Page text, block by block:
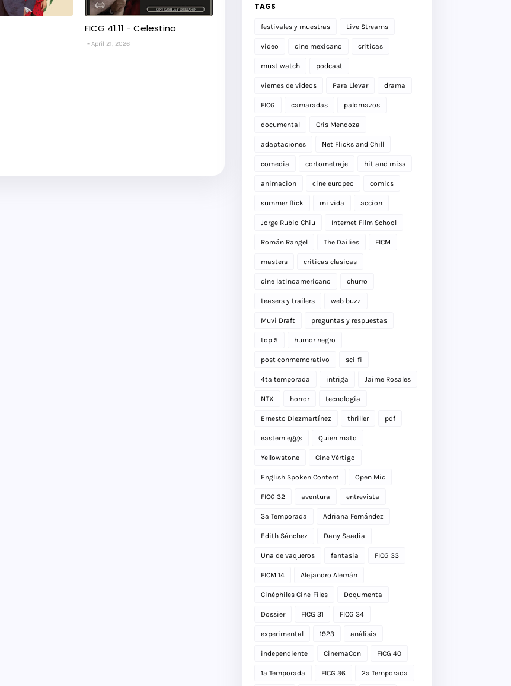
FICG 41.11 - Celestino
April 21, 2026
TAGS
festivales y muestras Live Streams
video cine mexicano criticas
must watch podcast
viernes de videos Para Llevar drama
FICG camaradas palomazos
documental Cris Mendoza
adaptaciones Net Flicks and Chill
comedia cortometraje hit and miss
animacion cine europeo comics
summer flick mi vida accion
Jorge Rubio Chiu Internet Film School
Román Rangel The Dailies FICM
masters criticas clasicas
cine latinoamericano churro
teasers y trailers web buzz
Muvi Draft preguntas y respuestas
top 5 humor negro
post conmemorativo sci-fi
4ta temporada intriga Jaime Rosales
NTX horror tecnología
Ernesto Diezmartínez thriller pdf
eastern eggs Quien mato
Yellowstone Cine Vértigo
English Spoken Content Open Mic
FICG 32 aventura entrevista
3a Temporada Adriana Fernández
Edith Sánchez Dany Saadia
Una de vaqueros fantasia FICG 33
FICM 14 Alejandro Alemán
Cinéphiles Cine-Files Doqumenta
Dossier FICG 31 FICG 34
experimental 1923 análisis
independiente CinemaCon FICG 40
1a Temporada FICG 36 2a Temporada